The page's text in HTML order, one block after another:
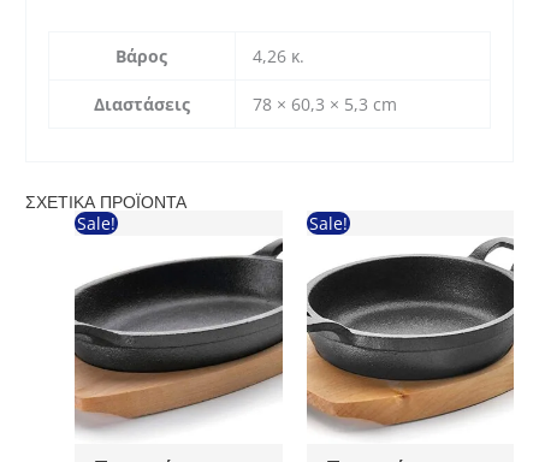
Βάρος 4,26 κ.
Διαστάσεις 78 × 60,3 × 5,3 cm
ΣΧΕΤΙΚΆ ΠΡΟΪΌΝΤΑ
Sale! Sale!